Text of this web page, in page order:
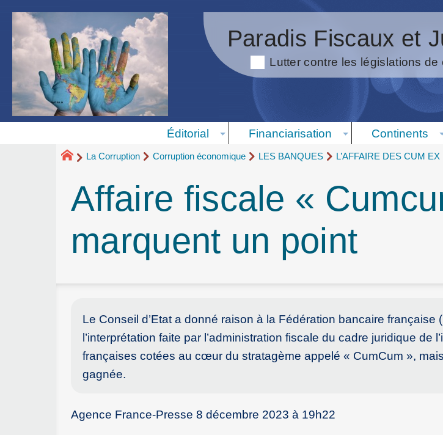
Paradis Fiscaux et
Lutter contre les législations de
Éditorial Financiarisation Continents
La Corruption Corruption économique LES BANQUES L’AFFAIRE DES CUM EX
Affaire fiscale «
marquent un point
Le Conseil d’Etat a donné raison à la Fédération bancaire française
l’interprétation faite par l’administration fiscale du cadre juridique de
françaises cotées au cœur du stratagème appelé « CumCum »,
gagnée.
Agence France-Presse 8 décembre 2023 à 19h22